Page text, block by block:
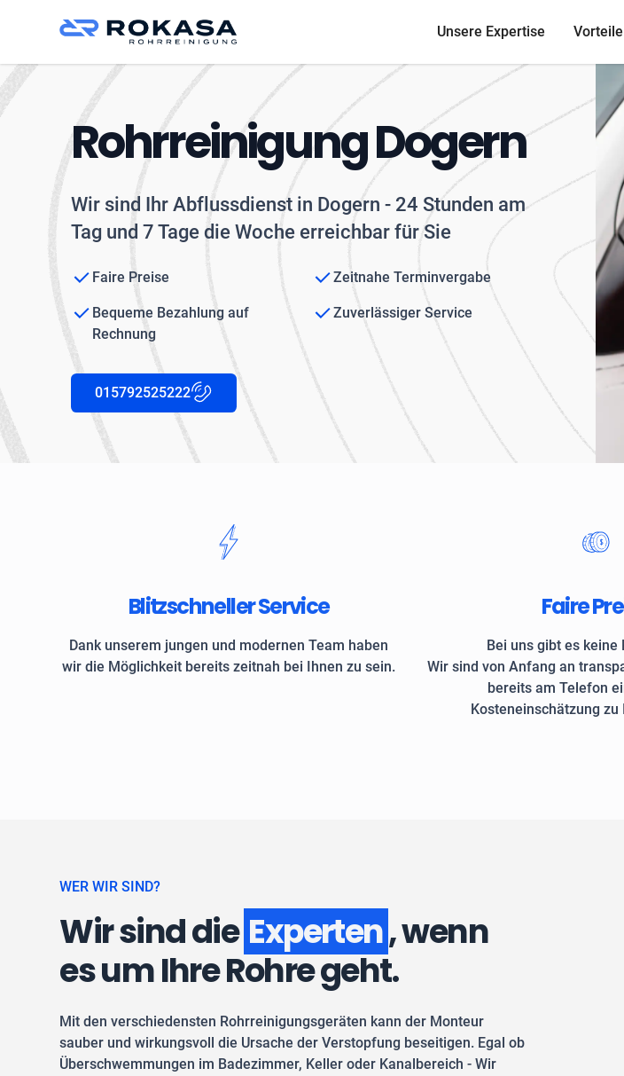
Unsere Expertise Vorteile
Rohrreinigung Dogern
Wir sind Ihr Abflussdienst in Dogern - 24 Stunden am
Tag und 7 Tage die Woche erreichbar für Sie
Faire Preise Zeitnahe Terminvergabe
Bequeme Bezahlung auf
Rechnung
Zuverlässiger Service
015792525222
Blitzschneller Service
Dank unserem jungen und modernen Team haben
wir die Möglichkeit bereits zeitnah bei Ihnen zu sein.
Faire
Bei uns gibt es
Wir sind von Anfang an
bereits am Telefon
Kosteneinschätzung
WER WIR SIND?
Wir sind die Experten, wenn
es um Ihre Rohre geht.
Mit den verschiedensten Rohrreinigungsgeräten kann der Monteur
sauber und wirkungsvoll die Ursache der Verstopfung beseitigen. Egal ob
Überschwemmungen im Badezimmer, Keller oder Kanalbereich - Wir